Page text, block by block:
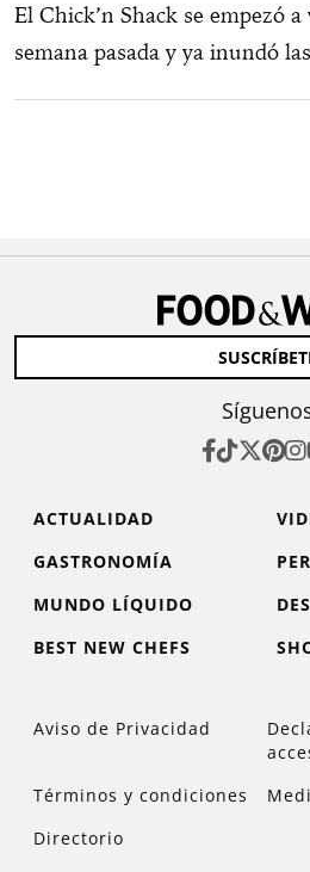
El Chick’n Shack se empezó
semana pasada y ya inundó
ACTUALIDAD
GASTRONOMÍA
MUNDO LÍQUIDO
BEST NEW CHEFS
Aviso de Privacidad
Términos y condiciones
Directorio